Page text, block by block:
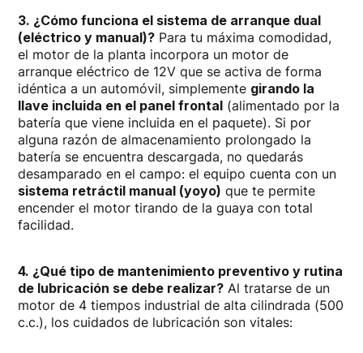
3. ¿Cómo funciona el sistema de arranque dual
(eléctrico y manual)?Para tu máxima comodidad,
el motor de la planta incorpora un motor de
arranque eléctrico de 12V que se activa de forma
idéntica a un automóvil, simplemente girando la
llave incluida en el panel frontal(alimentado por la
batería que viene incluida en el paquete). Si por
alguna razón de almacenamiento prolongado la
batería se encuentra descargada, no quedarás
desamparado en el campo: el equipo cuenta con un
sistema retráctil manual (yoyo) que te permite
encender el motor tirando de la guaya con total
facilidad.
4. ¿Qué tipo de mantenimiento preventivo y rutina
de lubricación se debe realizar?Al tratarse de un
motor de 4 tiempos industrial de alta cilindrada (500
c.c.), los cuidados de lubricación son vitales: